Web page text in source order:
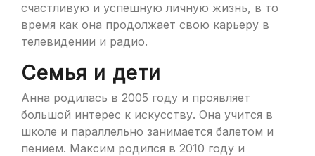
счастливую и успешную личную жизнь, в то
время как она продолжает свою карьеру в
телевидении и радио.
Семья и дети
Анна родилась в 2005 году и проявляет
большой интерес к искусству. Она учится в
школе и параллельно занимается балетом и
пением. Максим родился в 2010 году и